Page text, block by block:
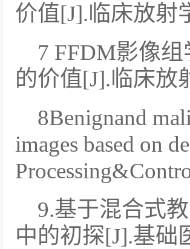
价值[J].临床放射
7 FFDM影像
的价值[J].临床放
8Benignand
images based on
9.基于混合式
中的初探[J].基础